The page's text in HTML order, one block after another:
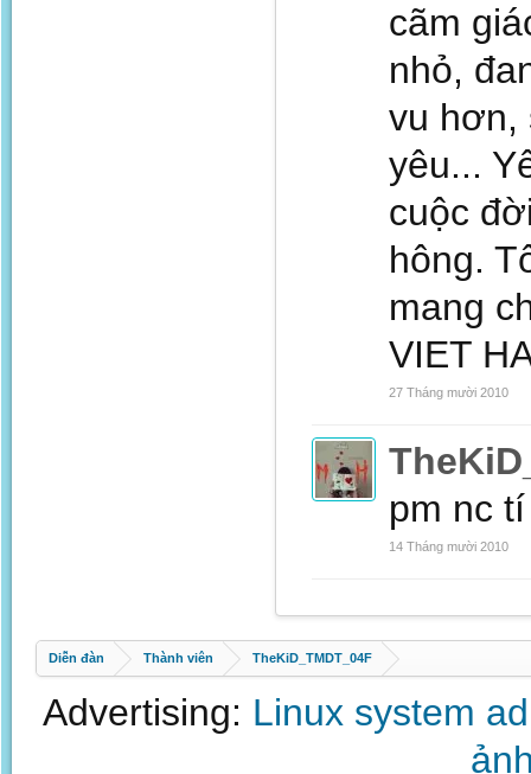
cãm
nhỏ,
vu hơn,
yêu...
cuộc
hông.
mang
VIET
27 Tháng mười 2010
pm nc
14 Tháng mười 2010
Diễn đàn Thành viên TheKiD_TMDT_04F
Advertising: Linux system